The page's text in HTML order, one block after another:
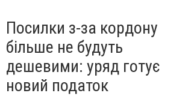
Посилки з-за кордону
більше не будуть
дешевими: уряд готує
новий податок